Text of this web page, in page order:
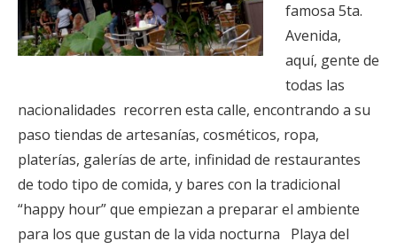
famosa 5ta.
Avenida,
aquí, gente de
todas las
nacionalidades recorren esta calle, encontrando a su
paso tiendas de artesanías, cosméticos, ropa,
platerías, galerías de arte, infinidad de restaurantes
de todo tipo de comida, y bares con la tradicional
“happy hour” que empiezan a preparar el ambiente
para los que gustan de la vida nocturna Playa del